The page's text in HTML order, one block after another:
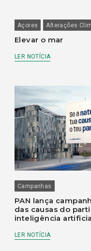
Açores Alterações
Elevar o mar
LER NOTÍCIA
Campanhas
PAN lança
das causas do
inteligência
LER NOTÍCIA